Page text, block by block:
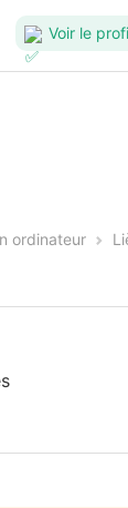
Voir le
ordinateur